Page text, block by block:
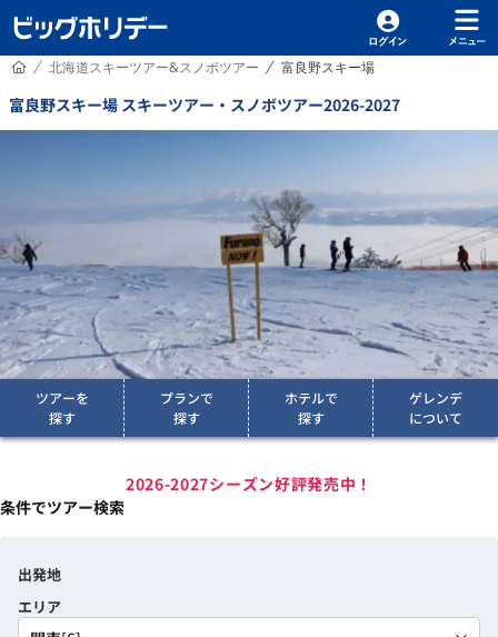
HOME
/
北海道スキーツアー&スノボツアー /
富良野スキー場
富良野スキー場 スキーツアー・スノボツアー2026-2027
ツアーを
探す
プランで
探す
ホテルで
探す
ゲレンデ
について
2026-2027シーズン好評発売中！
条件でツアー検索
出発地
エリア